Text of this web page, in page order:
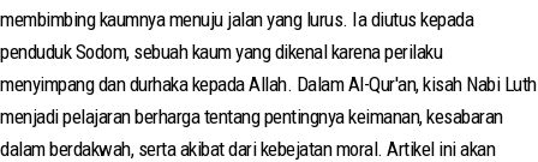
membimbing kaumnya menuju jalan yang lurus. Ia diutus kepada
penduduk Sodom, sebuah kaum yang dikenal karena perilaku
menyimpang dan durhaka kepada Allah. Dalam Al-Qur'an, kisah Nabi Luth
menjadi pelajaran berharga tentang pentingnya keimanan, kesabaran
dalam berdakwah, serta akibat dari kebejatan moral. Artikel ini akan